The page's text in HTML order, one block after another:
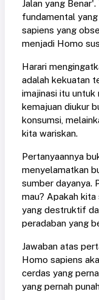
Jalan yang
fundamental
sapiens yang
menjadi Homo
Harari
adalah kekuatan
imajinasi itu untuk
kemajuan diukur
konsumsi,
kita wariskan.
Pertanyaannya
menyelamatkan
sumber dayanya.
mau? Apakah
yang destruktif
peradaban yang
Jawaban atas
Homo sapiens
cerdas yang
yang pernah